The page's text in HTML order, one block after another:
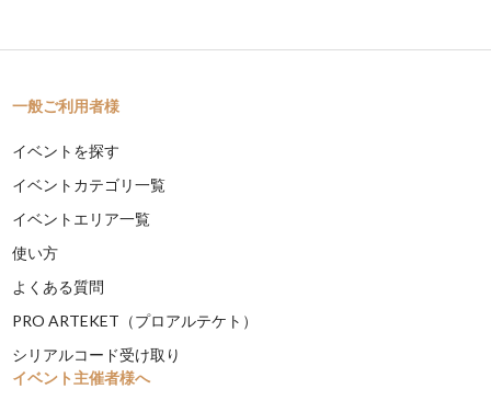
一般ご利用者様
イベントを探す
イベントカテゴリ一覧
イベントエリア一覧
使い方
よくある質問
PRO ARTEKET（プロアルテケト）
シリアルコード受け取り
イベント主催者様へ